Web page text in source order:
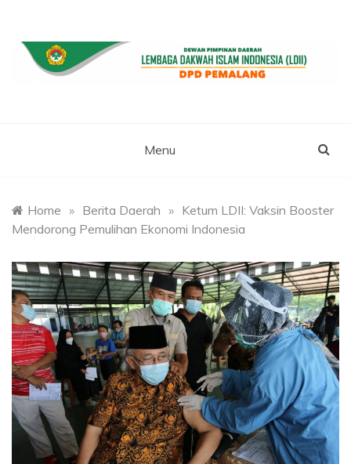
content
Menu
Home » Berita Daerah » Ketum LDII: Vaksin Booster
Mendorong Pemulihan Ekonomi Indonesia